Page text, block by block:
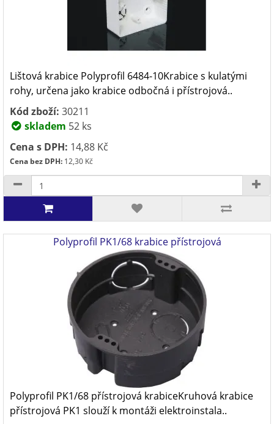
Lištová krabice Polyprofil 6484-10Krabice s kulatými
rohy, určena jako krabice odbočná i přístrojová..
Kód zboží: 30211
skladem 52 ks
Cena s DPH: 14,88 Kč
Cena bez DPH: 12,30 Kč
Polyprofil PK1/68 krabice přístrojová
Polyprofil PK1/68 přístrojová krabiceKruhová krabice
přístrojová PK1 slouží k montáži elektroinstala..